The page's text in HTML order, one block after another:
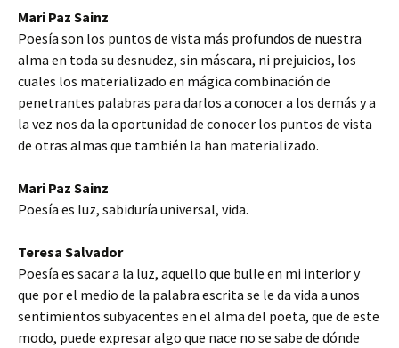
Mari Paz Sainz
Poesía son los puntos de vista más profundos de nuestra
alma en toda su desnudez, sin máscara, ni prejuicios, los
cuales los materializado en mágica combinación de
penetrantes palabras para darlos a conocer a los demás y a
la vez nos da la oportunidad de conocer los puntos de vista
de otras almas que también la han materializado.
Mari Paz Sainz
Poesía es luz, sabiduría universal, vida.
Teresa Salvador
Poesía es sacar a la luz, aquello que bulle en mi interior y
que por el medio de la palabra escrita se le da vida a unos
sentimientos subyacentes en el alma del poeta, que de este
modo, puede expresar algo que nace no se sabe de dónde